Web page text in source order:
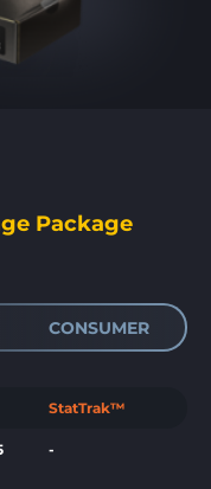
Package
CONSUMER
StatTrak™
-